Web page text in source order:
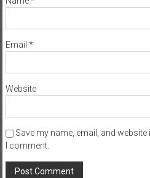
Email *
Website
Save my name, email, and
I comment.